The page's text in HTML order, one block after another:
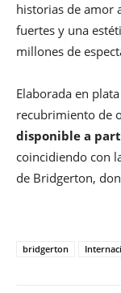
historias de amor
fuertes y una
millones de
Elaborada en
recubrimiento de
disponible a
coincidiendo con
de Bridgerton,
bridgerton